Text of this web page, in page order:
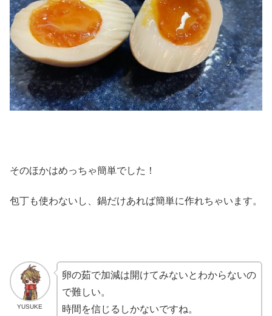
そのほかはめっちゃ簡単でした！
包丁も使わないし、鍋だけあれば簡単に作れちゃいます。
YUSUKE
卵の茹で加減は開けてみないとわからないの
で難しい。
時間を信じるしかないですね。